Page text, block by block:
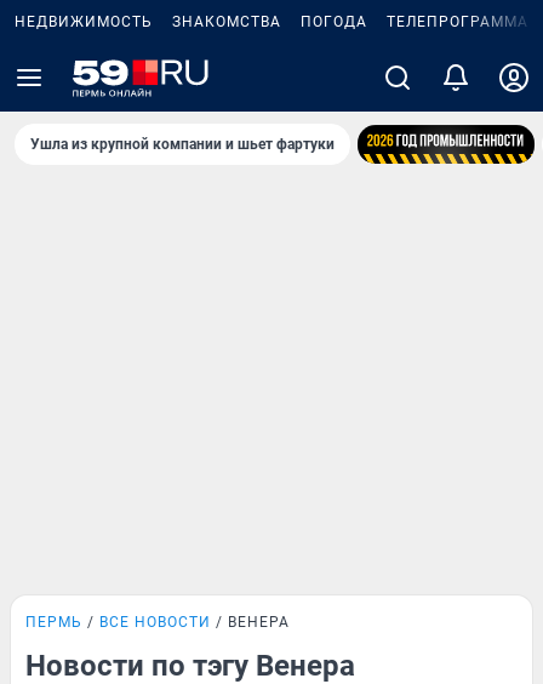
НЕДВИЖИМОСТЬ ЗНАКОМСТВА ПОГОДА ТЕЛЕПРОГРАММА
Ушла из крупной компании и шьет фартуки
ПЕРМЬ ВСЕ НОВОСТИ ВЕНЕРА
Новости по тэгу Венера